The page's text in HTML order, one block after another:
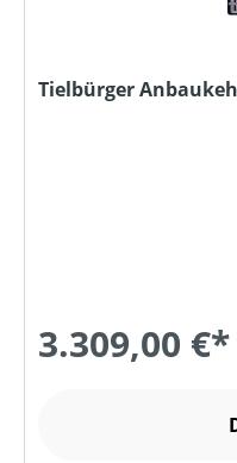
Tielbürger
3.309,00 €*